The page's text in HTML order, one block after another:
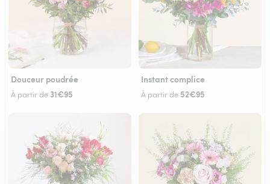
Douceur poudrée
À partir de 31€95
Instant complice
À partir de 52€95